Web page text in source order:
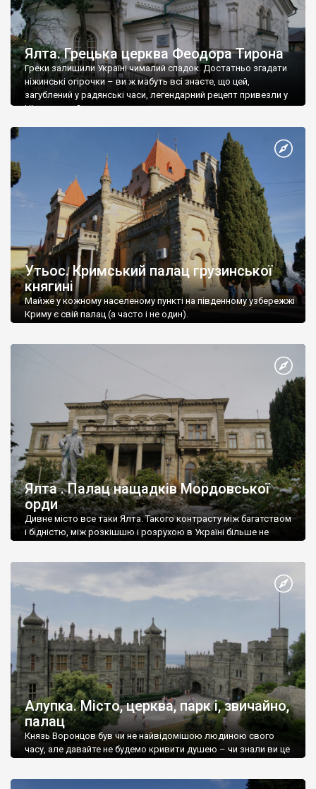
Ялта. Грецька церква Феодора Тирона
Греки залишили Україні чималий спадок. Достатньо згадати
ніжинські огірочки – ви ж мабуть всі знаєте, що цей,
загублений у радянські часи, легендарний рецепт привезли у
Ніжин греки?
Утьос. Кримський палац грузинської
княгині
Майже у кожному населеному пункті на південному узбережжі
Криму є свій палац (а часто і не один).
Ялта . Палац нащадків Мордовської
орди
Дивне місто все таки Ялта. Такого контрасту між багатством
і бідністю, між розкішшю і розрухою в Україні більше не
Алупка. Місто, церква, парк і, звичайно,
палац
Князь Воронцов був чи не найвідомішою людиною свого
часу, але давайте не будемо кривити душею – чи знали ви це